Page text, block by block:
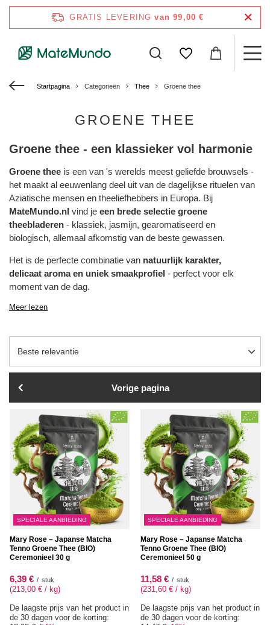
GRATIS LEVERING van 99,00 €
Startpagina Categorieën Thee Groene thee
GROENE THEE
Groene thee - een klassieker vol harmonie
Groene thee is een van 's werelds meest geliefde brouwsels -
het maakt al eeuwenlang deel uit van de dagelijkse rituelen van
Aziatische mensen en theeliefhebbers in Europa. Bij
MateMundo.nl vind je een brede selectie groene
theebladeren - klassiek, jasmijn, gearomatiseerd en
biologisch, allemaal afkomstig van de beste gewassen.
Het is de perfecte combinatie van natuurlijk karakter,
delicaat aroma en uniek smaakprofiel - perfect voor elk
moment van de dag.
Meer lezen
Sortering wijzigen
Beste relevantie
Vorige pagina
SPECIALE AANBIEDING
Mary Rose – Japanse Matcha
Tenno Groene Thee (BIO)
Ceremonieel 30 g
6,39 € / stuk
(213,00 € / kg)
De laagste prijs van het product in
de 30 dagen voor de korting:
SPECIALE AANBIEDING
Mary Rose – Japanse Matcha
Tenno Groene Thee (BIO)
Ceremonieel 50 g
11,58 € / stuk
(231,60 € / kg)
De laagste prijs van het product in
de 30 dagen voor de korting: